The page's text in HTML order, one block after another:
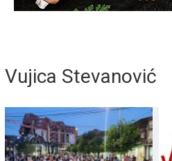
Vujica Stevanović